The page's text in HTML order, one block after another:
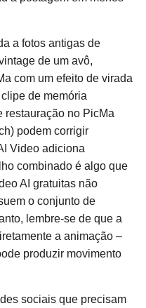
a fotos antigas de
de um avô,
com um efeito de virada
de memória
restauração no PicMa
podem corrigir
Video adiciona
combinado é algo que
AI gratuitas não
o conjunto de
lembre-se de que a
a animação –
produzir movimento
sociais que precisam